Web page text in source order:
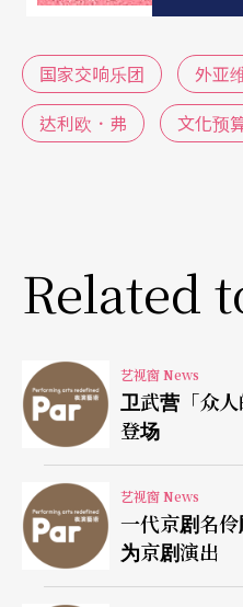
国家交响乐团
外亚
达利欧．弗
文化预
Related
艺视窗 News
卫武营「众
登场
艺视窗 News
一代京剧名
为京剧演出